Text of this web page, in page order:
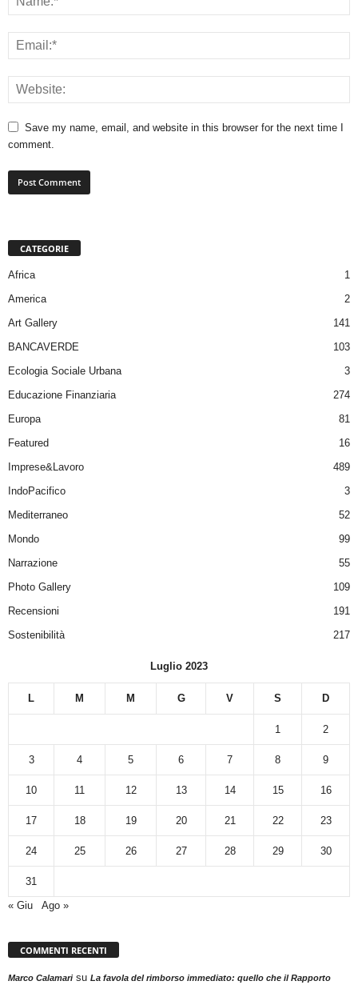
Save my name, email, and website in this browser for the next time I
comment.
CATEGORIE
Africa
1
America
2
Art Gallery
141
BANCAVERDE
103
Ecologia Sociale Urbana
3
Educazione Finanziaria
274
Europa
81
Featured
16
Imprese&Lavoro
489
IndoPacifico
3
Mediterraneo
52
Mondo
99
Narrazione
55
Photo Gallery
109
Recensioni
191
Sostenibilità
217
Luglio 2023
L M M G V S D
1 2
3 4 5 6 7 8 9
10 11 12 13 14 15 16
17 18 19 20 21 22 23
24 25 26 27 28 29 30
31
« Giu
Ago »
COMMENTI RECENTI
Marco Calamarisu La favola del rimborso immediato: quello che il Rapporto